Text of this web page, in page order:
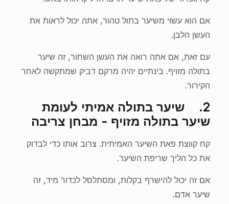
אם הוא עשוי משיער בתול טהור, אתה יכול לראות את
העשן הלבן.
עם זאת, אם אתה רואה את העשן השחור, זה שיער
בתולה מזויף. בינתיים יהיה מרקם דביק שמתקשה לאחר
הקירור.
2.
שיער בתולה אמיתי לעומת
שיער בתולה מזויף - מבחן צריבה
קח קווצת פאת השיער האמיתית. צרוב אותו כדי לבדוק
את כל הליך שריפת השיער.
אם זה יכול להישרף בקלות, ומסתלסל לכדור מיד, זה
שיער אדם.